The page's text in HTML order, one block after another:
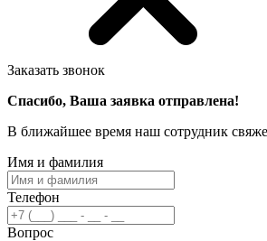
Заказать звонок
Спасибо, Ваша заявка отправлена!
В ближайшее время наш сотрудник
Имя и фамилия
Телефон
Вопрос